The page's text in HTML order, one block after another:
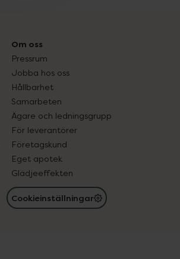
Om oss
Pressrum
Jobba hos oss
Hållbarhet
Samarbeten
Ägare och ledningsgrupp
För leverantörer
Företagskund
Eget apotek
Glädjeeffekten
Cookieinställningar